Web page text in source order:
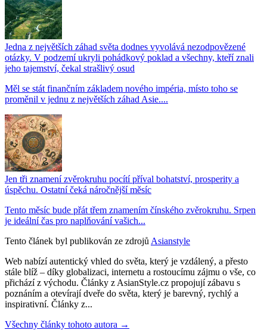
Jedna z největších záhad světa dodnes vyvolává nezodpovězené
otázky. V podzemí ukryli pohádkový poklad a všechny, kteří znali
jeho tajemství, čekal strašlivý osud
Měl se stát finančním základem nového impéria, místo toho se
proměnil v jednu z největších záhad Asie....
Jen tři znamení zvěrokruhu pocítí příval bohatství, prosperity a
úspěchu. Ostatní čeká náročnější měsíc
Tento měsíc bude přát třem znamením čínského zvěrokruhu. Srpen
je ideální čas pro naplňování vašich...
Tento článek byl publikován ze zdrojů Asianstyle
Web nabízí autentický vhled do světa, který je vzdálený, a přesto
stále blíž – díky globalizaci, internetu a rostoucímu zájmu o vše, co
přichází z východu. Články z AsianStyle.cz propojují zábavu s
poznáním a otevírají dveře do světa, který je barevný, rychlý a
inspirativní. Články z...
Všechny články tohoto autora →